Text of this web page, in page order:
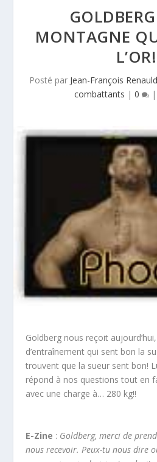
MONTAGNE
L’OR!
Posté par Jean-François Renauld
combattants | 0 |
Goldberg nous reçoit
d’entraînement qui sent bon la
trouvent que la sueur sent bon!
répond à nos questions tout en
avec une charge à… 280 kg!!
E-Zine : Goldberg, merci de
nous recevoir. Peux-tu nous dire